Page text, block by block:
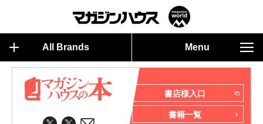
All Brands Menu
書店様入口
書籍一覧